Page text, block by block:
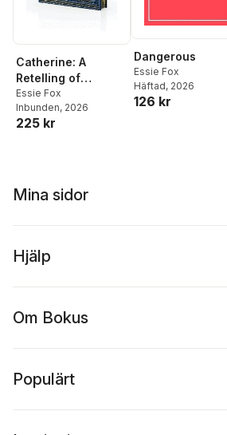
Catherine: A
Retelling of
Wuthering Heights
Essie Fox
Inbunden, 2026
225 kr
Dangerous
Essie Fox
Häftad, 2026
126 kr
Mina sidor
Hjälp
Om Bokus
Populärt